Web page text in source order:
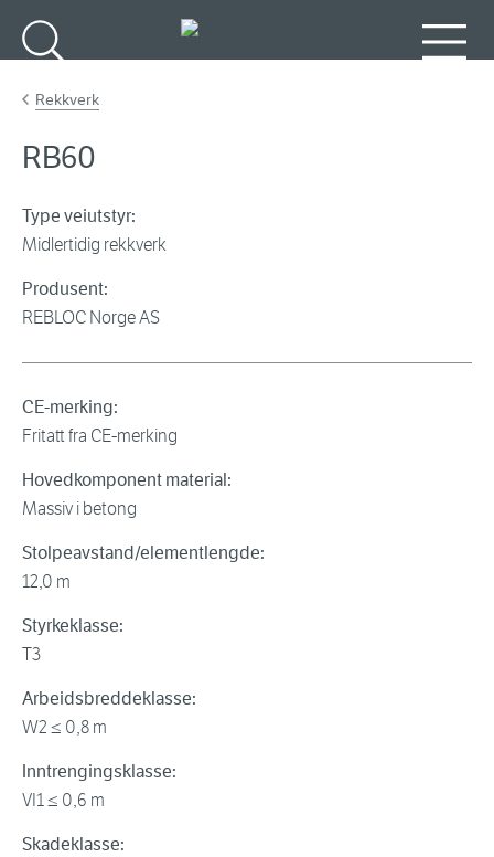
Rekkverk
RB60
Type veiutstyr:
Midlertidig rekkverk
Produsent:
REBLOC Norge AS
CE-merking:
Fritatt fra CE-merking
Hovedkomponent material:
Massiv i betong
Stolpeavstand/elementlengde:
12,0 m
Styrkeklasse:
T3
Arbeidsbreddeklasse:
W2 ≤ 0,8 m
Inntrengingsklasse:
VI1 ≤ 0,6 m
Skadeklasse: